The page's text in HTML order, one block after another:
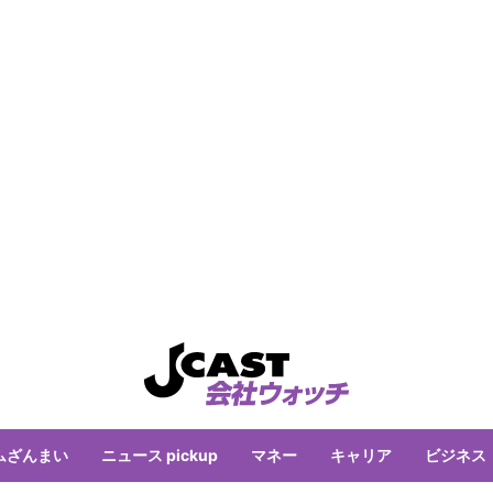
ざんまい ニュース pickup マネー キャリア ビジネス